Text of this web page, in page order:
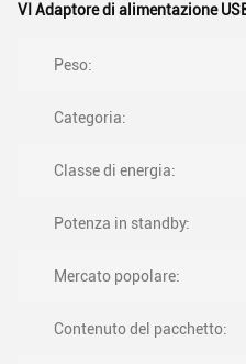
VI Adaptore di alimentazione
Peso:
Categoria:
Classe di energia:
Potenza in standby:
Mercato popolare:
Contenuto del pacchetto: